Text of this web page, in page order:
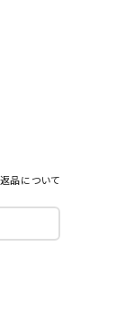
返品について